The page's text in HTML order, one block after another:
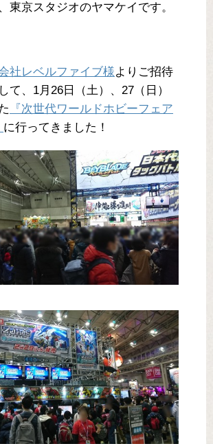
東京スタジオのヤマケイです。
社レベルファイブ様よりご招待
て、1月26日（土）、27（日）
『次世代ワールドホビーフェア
に行ってきました！